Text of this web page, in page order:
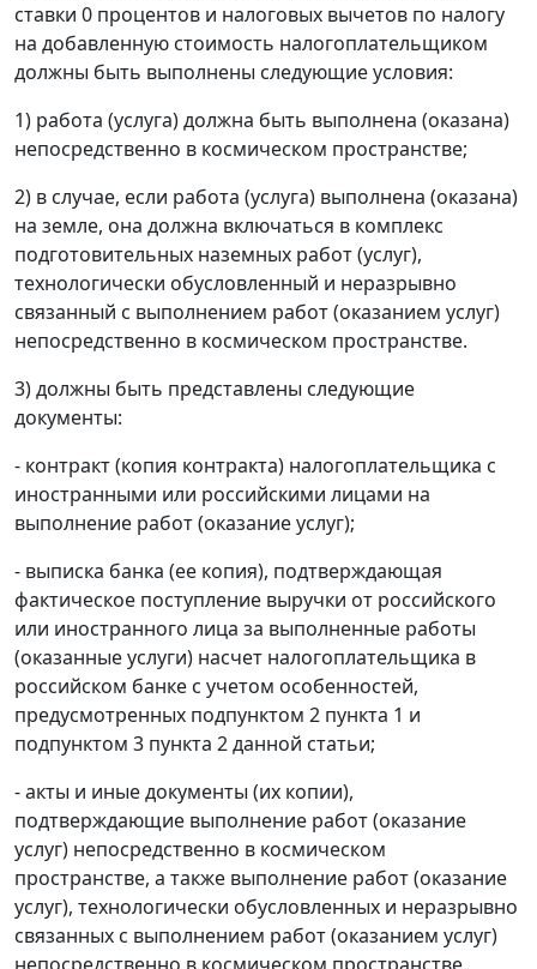
ставки 0 процентов и налоговых вычетов по налогу
на добавленную стоимость налогоплательщиком
должны быть выполнены следующие условия:
1) работа (услуга) должна быть выполнена (оказана)
непосредственно в космическом пространстве;
2) в случае, если работа (услуга) выполнена (оказана)
на земле, она должна включаться в комплекс
подготовительных наземных работ (услуг),
технологически обусловленный и неразрывно
связанный с выполнением работ (оказанием услуг)
непосредственно в космическом пространстве.
3) должны быть представлены следующие
документы:
- контракт (копия контракта) налогоплательщика с
иностранными или российскими лицами на
выполнение работ (оказание услуг);
- выписка банка (ее копия), подтверждающая
фактическое поступление выручки от российского
или иностранного лица за выполненные работы
(оказанные услуги) насчет налогоплательщика в
российском банке с учетом особенностей,
предусмотренных подпунктом 2 пункта 1 и
подпунктом 3 пункта 2 данной статьи;
- акты и иные документы (их копии),
подтверждающие выполнение работ (оказание
услуг) непосредственно в космическом
пространстве, а также выполнение работ (оказание
услуг), технологически обусловленных и неразрывно
связанных с выполнением работ (оказанием услуг)